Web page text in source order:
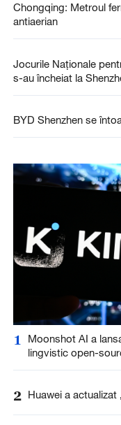
Chongqing: Metroul
antiaerian
Jocurile Naționale
s-au încheiat la
BYD Shenzhen se
1
Moonshot AI a
lingvistic open-
2 Huawei a actualizat